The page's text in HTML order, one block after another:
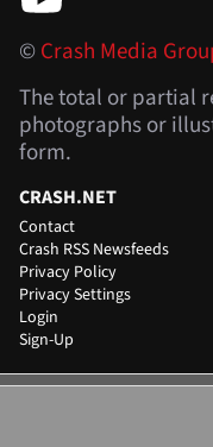
©Crash Media
The total or partial
photographs or
form.
CRASH.NET
Contact
Crash RSS Newsfeeds
Privacy Policy
Privacy Settings
Login
Sign-Up